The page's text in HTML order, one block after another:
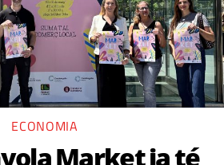
ECONOMIA
Market ja té